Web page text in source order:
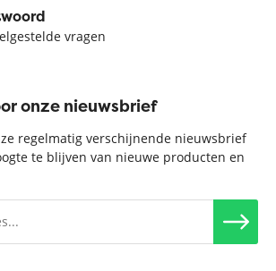
vragen
onze nieuwsbrief
regelmatig verschijnende nieuwsbrief
te blijven van nieuwe producten en